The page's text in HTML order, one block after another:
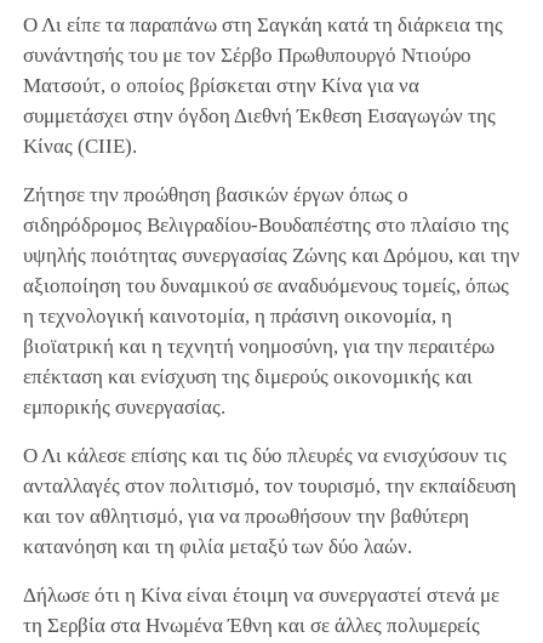
Ο Λι είπε τα παραπάνω στη Σαγκάη κατά τη διάρκεια της
συνάντησής του με τον Σέρβο Πρωθυπουργό Ντιούρο
Ματσούτ, ο οποίος βρίσκεται στην Κίνα για να
συμμετάσχει στην όγδοη Διεθνή Έκθεση Εισαγωγών της
Κίνας (CIIE).
Ζήτησε την προώθηση βασικών έργων όπως ο
σιδηρόδρομος Βελιγραδίου-Βουδαπέστης στο πλαίσιο της
υψηλής ποιότητας συνεργασίας Ζώνης και Δρόμου, και την
αξιοποίηση του δυναμικού σε αναδυόμενους τομείς, όπως
η τεχνολογική καινοτομία, η πράσινη οικονομία, η
βιοϊατρική και η τεχνητή νοημοσύνη, για την περαιτέρω
επέκταση και ενίσχυση της διμερούς οικονομικής και
εμπορικής συνεργασίας.
Ο Λι κάλεσε επίσης και τις δύο πλευρές να ενισχύσουν τις
ανταλλαγές στον πολιτισμό, τον τουρισμό, την εκπαίδευση
και τον αθλητισμό, για να προωθήσουν την βαθύτερη
κατανόηση και τη φιλία μεταξύ των δύο λαών.
Δήλωσε ότι η Κίνα είναι έτοιμη να συνεργαστεί στενά με
τη Σερβία στα Ηνωμένα Έθνη και σε άλλες πολυμερείς